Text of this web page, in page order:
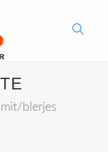
Search
blerjes